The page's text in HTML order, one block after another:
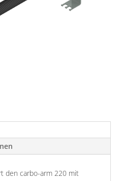
den carbo-arm 220 mit